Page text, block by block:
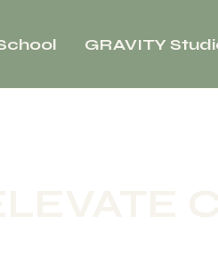
GRAVITY